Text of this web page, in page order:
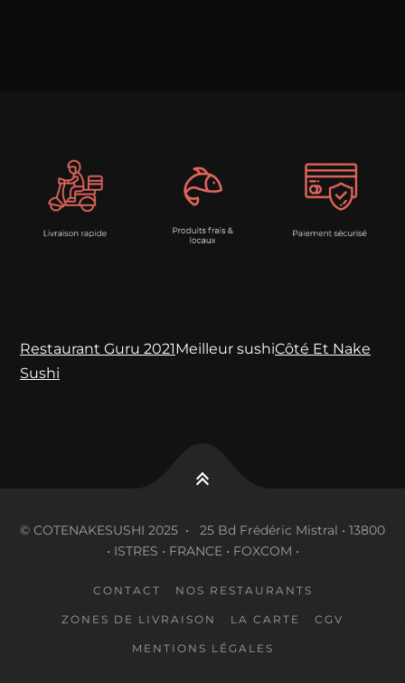
Restaurant Guru 2021Meilleur sushiCôté Et Nake
Sushi
© COTENAKESUSHI 2025 • 25 Bd Frédéric Mistral • 13800
• ISTRES • FRANCE • FOXCOM •
CONTACT NOS RESTAURANTS
ZONES DE LIVRAISON LA CARTE CGV
MENTIONS LÉGALES